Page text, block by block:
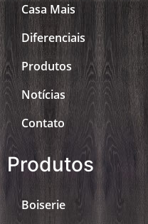
Casa Mais
Diferenciais
Produtos
Notícias
Contato
Produtos
Boiserie